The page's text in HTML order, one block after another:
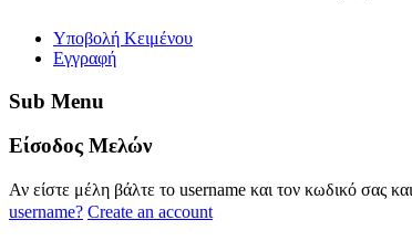
Yποβολή Κειμένου
Εγγραφή
Sub Menu
Eίσοδος Μελών
Αν είστε μέλη βάλτε το username και τον κωδικό σας
username? Create an account